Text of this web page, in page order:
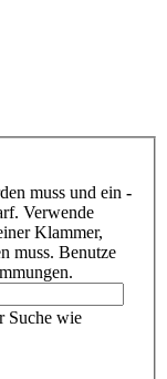
muss und ein -
Verwende
Klammer,
muss. Benutze
Suche wie